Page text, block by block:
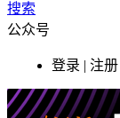
搜索
公众号
登录 | 注册